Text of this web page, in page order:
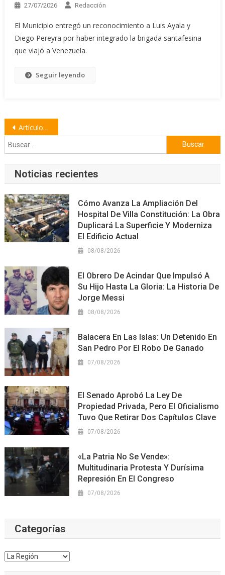
27/07/2026 Redacción
El Municipio entregó un reconocimiento a Luis Ayala y
Diego Pereyra por haber integrado la brigada santafesina
que viajó a Venezuela.
Seguir leyendo
Navegación
de
entradas
Artículos antiguos
Buscar:
Noticias recientes
Cómo Avanza La Ampliación Del
Hospital De Villa Constitución: La Obra
Duplicará La Superficie Y Moderniza
El Edificio Actual
08/08/2026
El Obrero De Acindar Que Impulsó A
Su Hijo Hasta La Gloria: La Historia De
Jorge Messi
08/08/2026
Balacera En Las Islas: Un Detenido En
San Pedro Por El Robo De Ganado
07/08/2026
El Senado Aprobó La Ley De
Propiedad Privada, Pero El Oficialismo
Tuvo Que Retirar Dos Capítulos Clave
07/08/2026
«La Patria No Se Vende»:
Multitudinaria Protesta Y Durísima
Represión En El Congreso
07/08/2026
Categorías
Categorías